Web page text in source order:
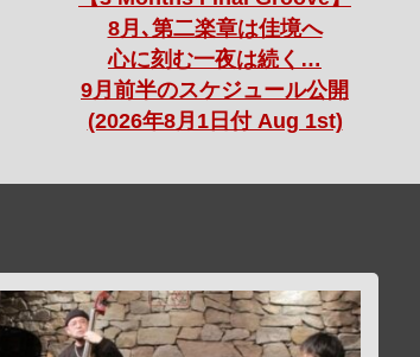
8月､第二楽章は佳境へ
心に刻む一夜は続く…
9月前半のスケジュール公開
(2026年8月1日付 Aug 1st)